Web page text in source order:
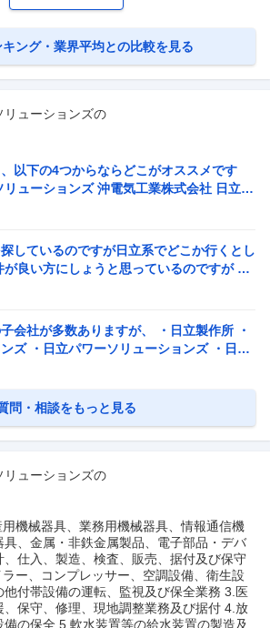
ング・業界平均との比較を見る
リューションズの
以下の4つからならどこがオススメです
ューションズ 沖電気工業株式会社 日立シ
しているのですが日立系でどこか行くとし
良い方にしょうと思っているのですが 日
ョ...
会社が多数ありますが、 ・日立製作所 ・
ズ ・日立パワーソリューションズ ・日立
...
問・相談をもっと見る
リューションズの
機械器具、業務用機械器具、情報通信機
、金属・非鉄金属製品、電子部品・デバ
仕入、製造、検査、販売、据付及び保守
ー、コンプレッサー、空調設備、衛生設
付帯設備の運転、監視及び保全業務 3.医
保守、修理、現地調整業務及び据付 4.放
の保全 5.軟水装置等の給水装置の製造及